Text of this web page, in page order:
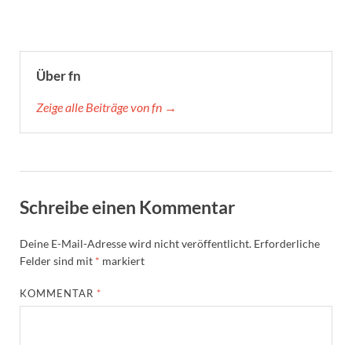
Über fn
Zeige alle Beiträge von fn →
Schreibe einen Kommentar
Deine E-Mail-Adresse wird nicht veröffentlicht. Erforderliche
Felder sind mit * markiert
KOMMENTAR *